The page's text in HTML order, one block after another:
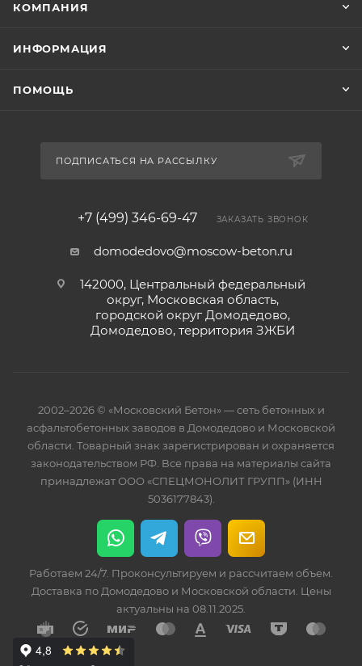
КОМПАНИЯ
ИНФОРМАЦИЯ
ПОМОЩЬ
ПОДПИСАТЬСЯ НА РАССЫЛКУ
+7 (499) 346-69-47 ЗАКАЗАТЬ ЗВОНОК
domodedovo@moscow-beton.ru
142000, Центральный федеральный
округ, Московская область,
городской округ Домодедово,
Домодедово, территория ЗЖБИ
2002–2026 © «Московский Бетон» — сеть бетонных и
асфальтобетонных заводов в Домодедово и Московской
области. Товарный знак зарегистрирован и охраняется
законодательством РФ. Все права на материалы сайта
принадлежат ООО «СПЕЦМОНОЛИТ ГРУПП» (ИНН
5036177843).
Работаем 24/7. Проконсультируем и рассчитаем объем.
Доставка по Домодедово и Московской области. Цены
актуальны на 08.11.2025.